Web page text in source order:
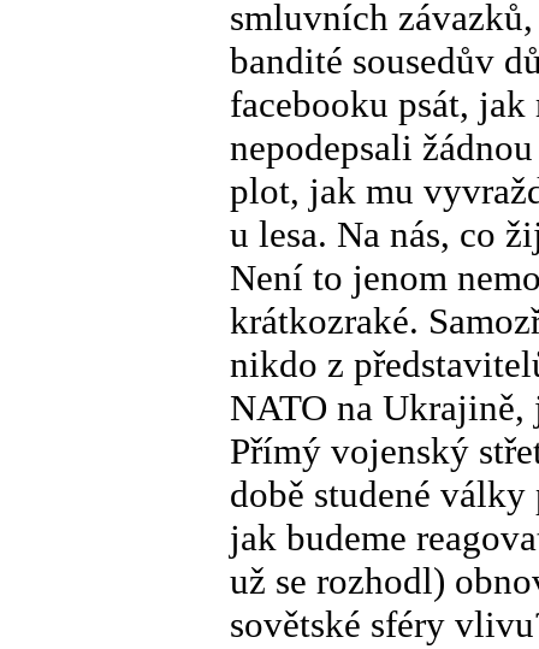
smluvních
bandité sousedův
facebooku psát,
nepodepsali
plot, jak mu
u lesa. Na nás, co
Není to jenom
krátkozraké.
nikdo z
NATO na
Přímý vojenský
době studené války
jak budeme
už se rozhodl)
sovětské sféry